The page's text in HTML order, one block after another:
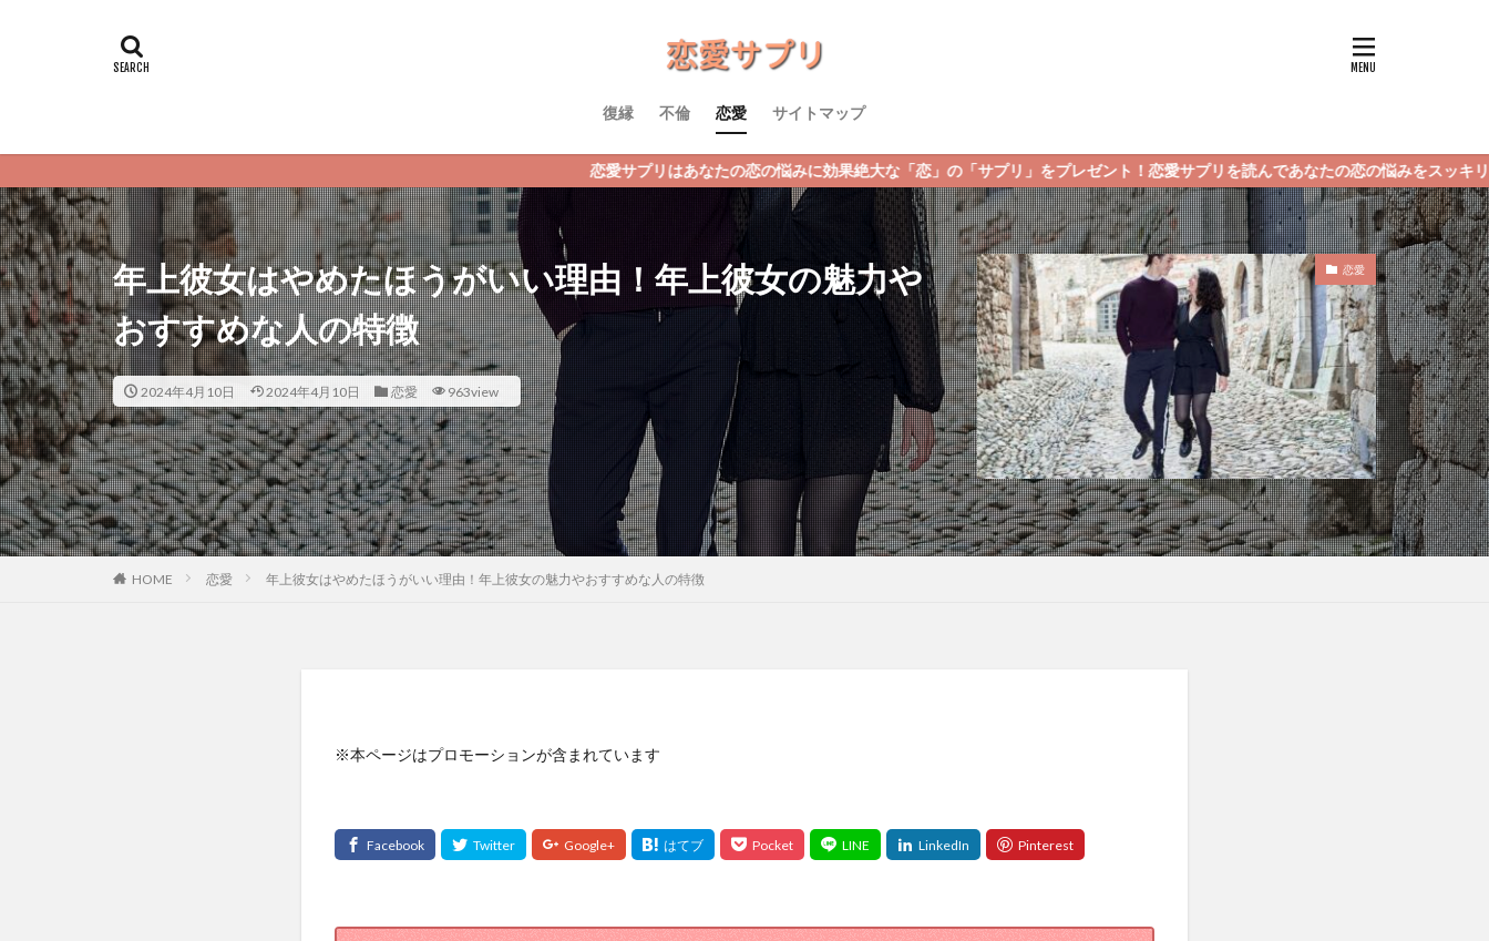
復縁 不倫 恋愛 サイトマップ
恋愛サプリはあなたの恋の悩みに効果絶大な「恋」の「サプリ」をプレゼント！恋愛サプリを読んであなたの恋の悩みをスッキリ解決してみてくださいね
年上彼女はやめたほうがいい理由！年上彼女の魅力や
おすすめな人の特徴
2024年4月10日 2024年4月10日 恋愛 963view
恋愛
HOME 恋愛 年上彼女はやめたほうがいい理由！年上彼女の魅力やおすすめな人の特徴
※本ページはプロモーションが含まれています